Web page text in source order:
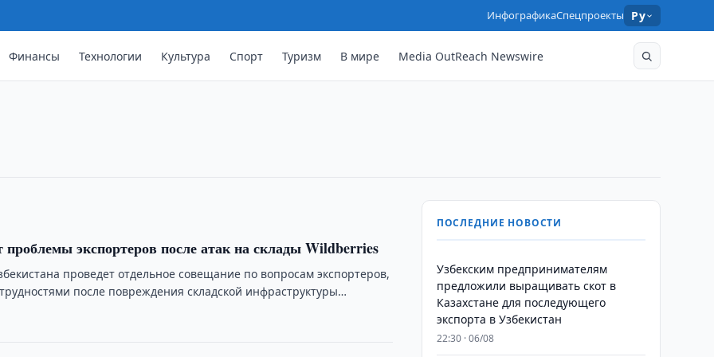
ИнфографикаСпецпроекты Ру
Финансы Технологии Культура Спорт Туризм В мире Media OutReach Newswire
по реформированию энергетики
проблемы экспортеров после атак на склады Wildberries
проведет отдельное совещание по вопросам экспортеров,
после повреждения складской инфраструктуры
ПОСЛЕДНИЕ НОВОСТИ
Узбекским предпринимателям
предложили выращивать скот в
Казахстане для последующего
экспорта в Узбекистан
22:30 · 06/08